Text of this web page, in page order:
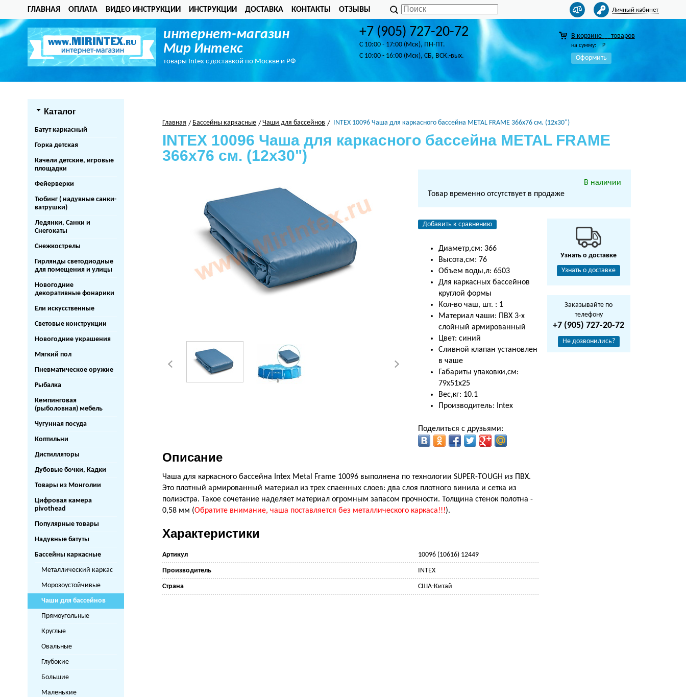
ГЛАВНАЯ ОПЛАТА ВИДЕО ИНСТРУКЦИИ ИНСТРУКЦИИ ДОСТАВКА КОНТАКТЫ ОТЗЫВЫ Личный кабинет
интернет-магазин
Мир Интекс
товары Intex с доставкой по Москве и РФ
+7 (905) 727-20-72
C 10:00 - 17:00 (Мск), ПН-ПТ.
C 10:00 - 16:00 (Мск), СБ, ВСК.-вых.
В корзине товаров
на сумму: Р
Оформить
Каталог
Батут каркасный
Горка детская
Качели детские, игровые
площадки
Фейерверки
Тюбинг ( надувные санки-
ватрушки)
Ледянки, Санки и
Снегокаты
Снежкострелы
Гирлянды светодиодные
для помещения и улицы
Новогодние
декоративные фонарики
Ели искусственные
Световые конструкции
Новогодние украшения
Мягкий пол
Пневматическое оружие
Рыбалка
Кемпинговая
(рыболовная) мебель
Чугунная посуда
Коптильни
Дистилляторы
Дубовые бочки, Кадки
Товары из Монголии
Цифровая камера
pivothead
Популярные товары
Надувные батуты
Бассейны каркасные
Металлический каркас
Морозоустойчивые
Чаши для бассейнов
Прямоугольные
Круглые
Овальные
Глубокие
Большие
Маленькие
Главная Бассейны каркасные Чаши для бассейнов INTEX 10096 Чаша для каркасного бассейна METAL FRAME 366х76 см. (12х30")
INTEX 10096 Чаша для каркасного бассейна METAL FRAME
366х76 см. (12х30")
В наличии
Товар временно отсутствует в продаже
Добавить к сравнению
Диаметр,см: 366
Высота,см: 76
Объем воды,л: 6503
Для каркасных бассейнов
круглой формы
Кол-во чаш, шт. : 1
Материал чаши: ПВХ 3-х
слойный армированный
Цвет: синий
Сливной клапан установлен
в чаше
Габариты упаковки,см:
79х51х25
Вес,кг: 10.1
Производитель: Intex
Поделиться с друзьями:
Описание
Чаша для каркасного бассейна Intex Metal Frame 10096 выполнена по технологии SUPER-TOUGH из ПВХ.
Это плотный армированный материал из трех спаенных слоев: два слоя плотного винила и сетка из
полиэстра. Такое сочетание наделяет материал огромным запасом прочности. Толщина стенок полотна -
0,58 мм (Обратите внимание, чаша поставляется без металлического каркаса!!!).
Характеристики
Артикул 10096 (10616) 12449
Производитель INTEX
Страна США-Китай
Узнать о доставке
Узнать о доставке
Заказывайте по
телефону
+7 (905) 727-20-72
Не дозвонились?